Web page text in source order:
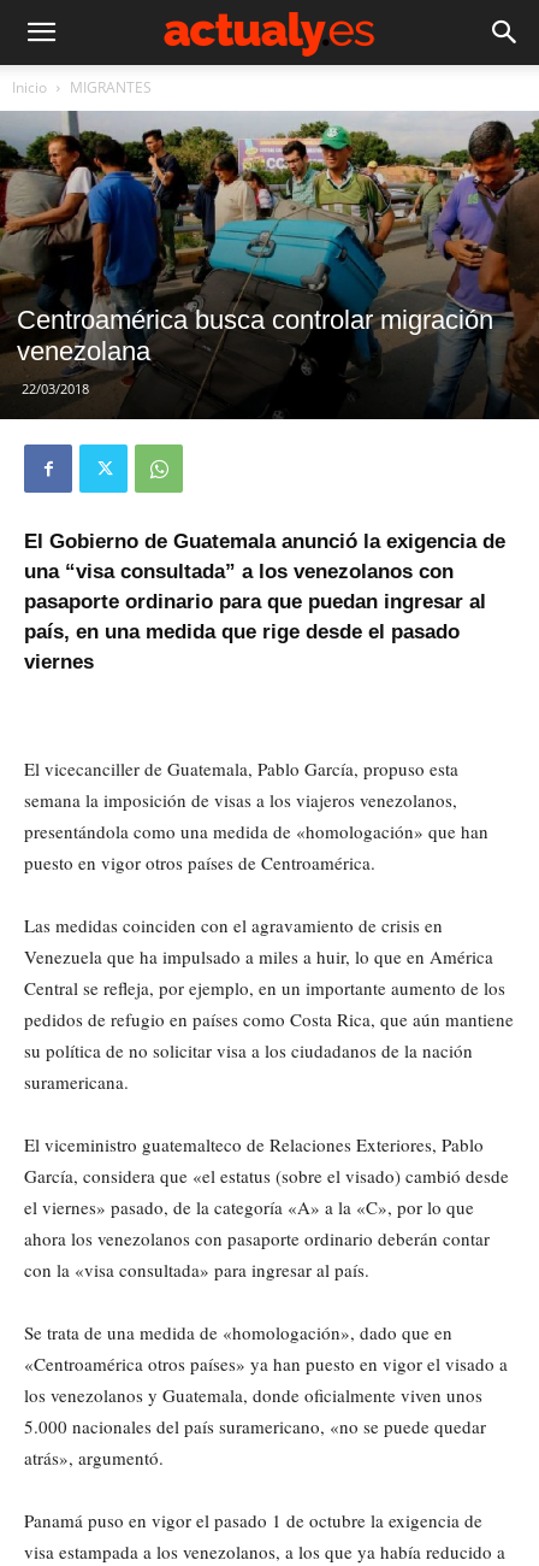
Inicio MIGRANTES
Centroamérica busca controlar migración
venezolana
22/03/2018
El Gobierno de Guatemala anunció la exigencia de
una “visa consultada” a los venezolanos con
pasaporte ordinario para que puedan ingresar al
país, en una medida que rige desde el pasado
viernes
El vicecanciller de Guatemala, Pablo García, propuso esta
semana la imposición de visas a los viajeros venezolanos,
presentándola como una medida de «homologación» que han
puesto en vigor otros países de Centroamérica.
Las medidas coinciden con el agravamiento de crisis en
Venezuela que ha impulsado a miles a huir, lo que en América
Central se refleja, por ejemplo, en un importante aumento de los
pedidos de refugio en países como Costa Rica, que aún mantiene
su política de no solicitar visa a los ciudadanos de la nación
suramericana.
El viceministro guatemalteco de Relaciones Exteriores, Pablo
García, considera que «el estatus (sobre el visado) cambió desde
el viernes» pasado, de la categoría «A» a la «C», por lo que
ahora los venezolanos con pasaporte ordinario deberán contar
con la «visa consultada» para ingresar al país.
Se trata de una medida de «homologación», dado que en
«Centroamérica otros países» ya han puesto en vigor el visado a
los venezolanos y Guatemala, donde oficialmente viven unos
5.000 nacionales del país suramericano, «no se puede quedar
atrás», argumentó.
Panamá puso en vigor el pasado 1 de octubre la exigencia de
visa estampada a los venezolanos, a los que ya había reducido a